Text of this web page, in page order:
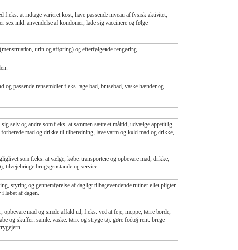
at indtage varieret kost, have passende niveau af fysisk aktivitet,
sex inkl. anvendelse af kondomer, lade sig vaccinere og følge
urin og afføring) og efterfølgende rengøring.
og passende rensemidler f.eks. tage bad, brusebad, vaske hænder og
selv og andre som f.eks. at sammen sætte et måltid, udvælge appetitlig
mad og drikke til tilberedning, lave varm og kold mad og drikke,
som f.eks. at vælge, købe, transportere og opbevare mad, drikke,
brugsgenstande og service.
styring og gennemførelse af dagligt tilbagevendende rutiner eller pligter
løbet af dagen.
mad og smide affald ud, f.eks. ved at feje, moppe, tørre borde,
og skuffer; samle, vaske, tørre og stryge tøj; gøre fodtøj rent; bruge